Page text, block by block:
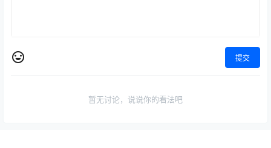
提交
暂无讨论，说说你的看法吧